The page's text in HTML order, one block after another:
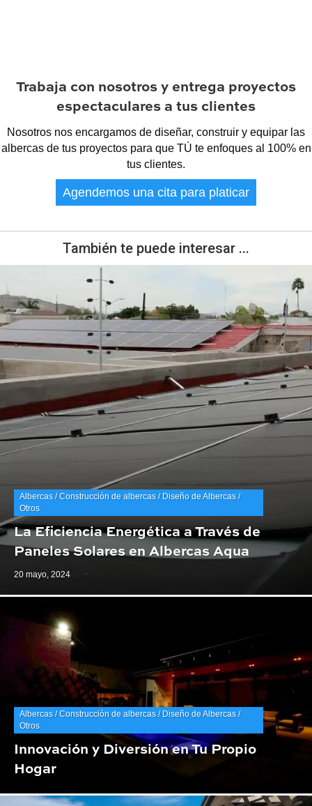
Trabaja con nosotros y entrega proyectos
espectaculares a tus clientes
Nosotros nos encargamos de diseñar, construir y equipar las
albercas de tus proyectos para que TÚ te enfoques al 100% en
tus clientes.
Agendemos una cita para platicar
También te puede interesar ...
Albercas / Construcción de albercas / Diseño de Albercas /
Otros
La Eficiencia Energética a Través de
Paneles Solares en Albercas Aqua
20 mayo, 2024
Albercas / Construcción de albercas / Diseño de Albercas /
Otros
Innovación y Diversión en Tu Propio
Hogar